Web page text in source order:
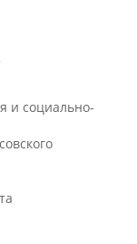
и социально-